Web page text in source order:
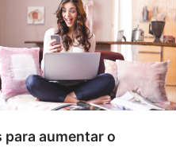
para aumentar o